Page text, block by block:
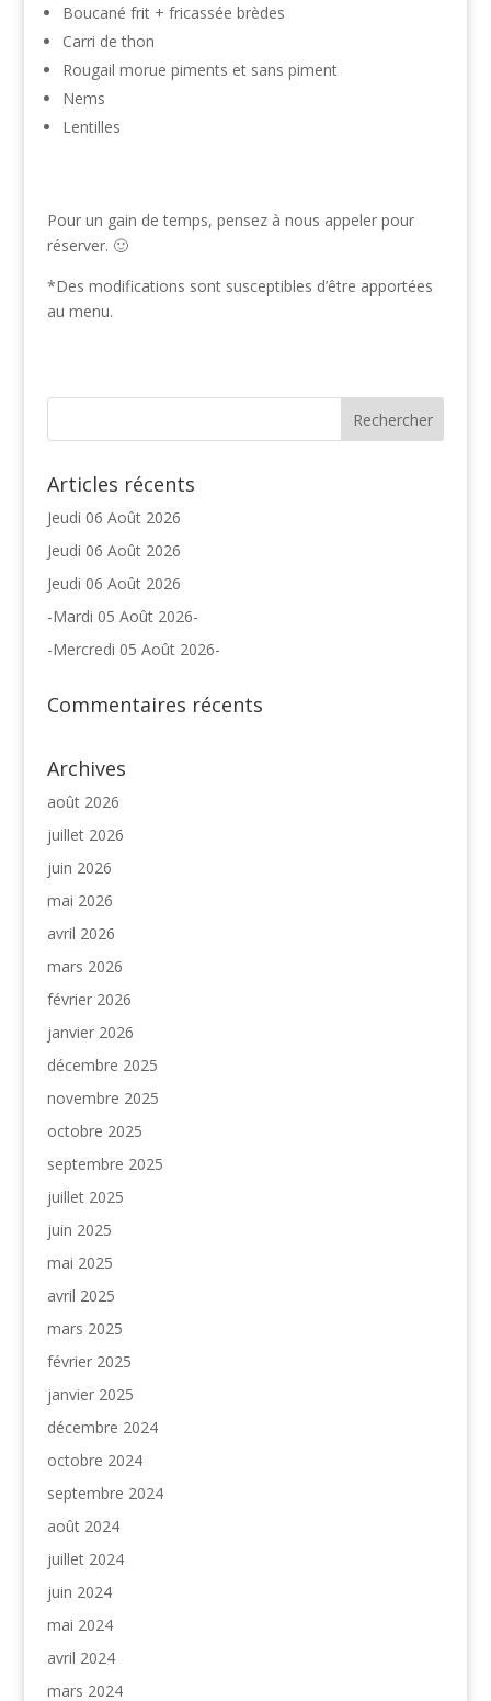
Boucané frit + fricassée brèdes
Carri de thon
Rougail morue piments et sans piment
Nems
Lentilles
Pour un gain de temps, pensez à nous appeler pour
réserver. 🙂
*Des modifications sont susceptibles d’être apportées
au menu.
Articles récents
Jeudi 06 Août 2026
Jeudi 06 Août 2026
Jeudi 06 Août 2026
-Mardi 05 Août 2026-
-Mercredi 05 Août 2026-
Commentaires récents
Archives
août 2026
juillet 2026
juin 2026
mai 2026
avril 2026
mars 2026
février 2026
janvier 2026
décembre 2025
novembre 2025
octobre 2025
septembre 2025
juillet 2025
juin 2025
mai 2025
avril 2025
mars 2025
février 2025
janvier 2025
décembre 2024
octobre 2024
septembre 2024
août 2024
juillet 2024
juin 2024
mai 2024
avril 2024
mars 2024